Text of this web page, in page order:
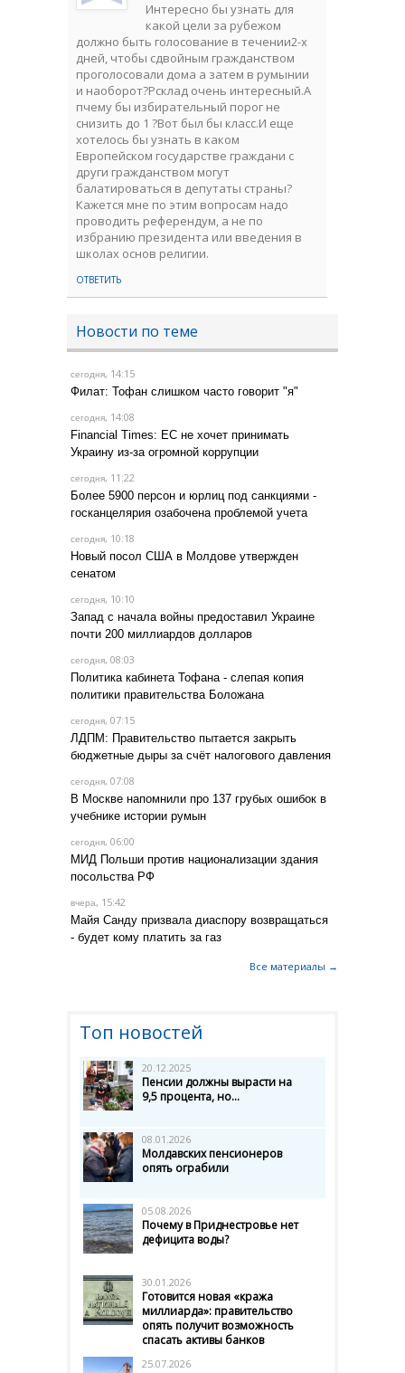
Интересно бы узнать для
какой цели за рубежом
должно быть голосование в течении2-х
дней, чтобы сдвойным гражданством
проголосовали дома а затем в румынии
и наоборот?Рсклад очень интересный.А
пчему бы избирательный порог не
снизить до 1 ?Вот был бы класс.И еще
хотелось бы узнать в каком
Европейском государстве граждани с
други гражданством могут
балатироваться в депутаты страны?
Кажется мне по этим вопросам надо
проводить референдум, а не по
избранию президента или введения в
школах основ религии.
ОТВЕТИТЬ
Новости по теме
сегодня, 14:15
Филат: Тофан слишком часто говорит "я"
сегодня, 14:08
Financial Times: ЕС не хочет принимать
Украину из-за огромной коррупции
сегодня, 11:22
Более 5900 персон и юрлиц под санкциями -
госканцелярия озабочена проблемой учета
сегодня, 10:18
Новый посол США в Молдове утвержден
сенатом
сегодня, 10:10
Запад с начала войны предоставил Украине
почти 200 миллиардов долларов
сегодня, 08:03
Политика кабинета Тофана - слепая копия
политики правительства Боложана
сегодня, 07:15
ЛДПМ: Правительство пытается закрыть
бюджетные дыры за счёт налогового давления
сегодня, 07:08
В Москве напомнили про 137 грубых ошибок в
учебнике истории румын
сегодня, 06:00
МИД Польши против национализации здания
посольства РФ
вчера, 15:42
Майя Санду призвала диаспору возвращаться
- будет кому платить за газ
Все материалы →
Топ новостей
20.12.2025
Пенсии должны вырасти на
9,5 процента, но...
08.01.2026
Молдавских пенсионеров
опять ограбили
05.08.2026
Почему в Приднестровье нет
дефицита воды?
30.01.2026
Готовится новая «кража
миллиарда»: правительство
опять получит возможность
спасать активы банков
25.07.2026